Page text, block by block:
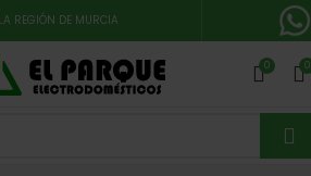
REGIÓN DE MURCIA
0 0